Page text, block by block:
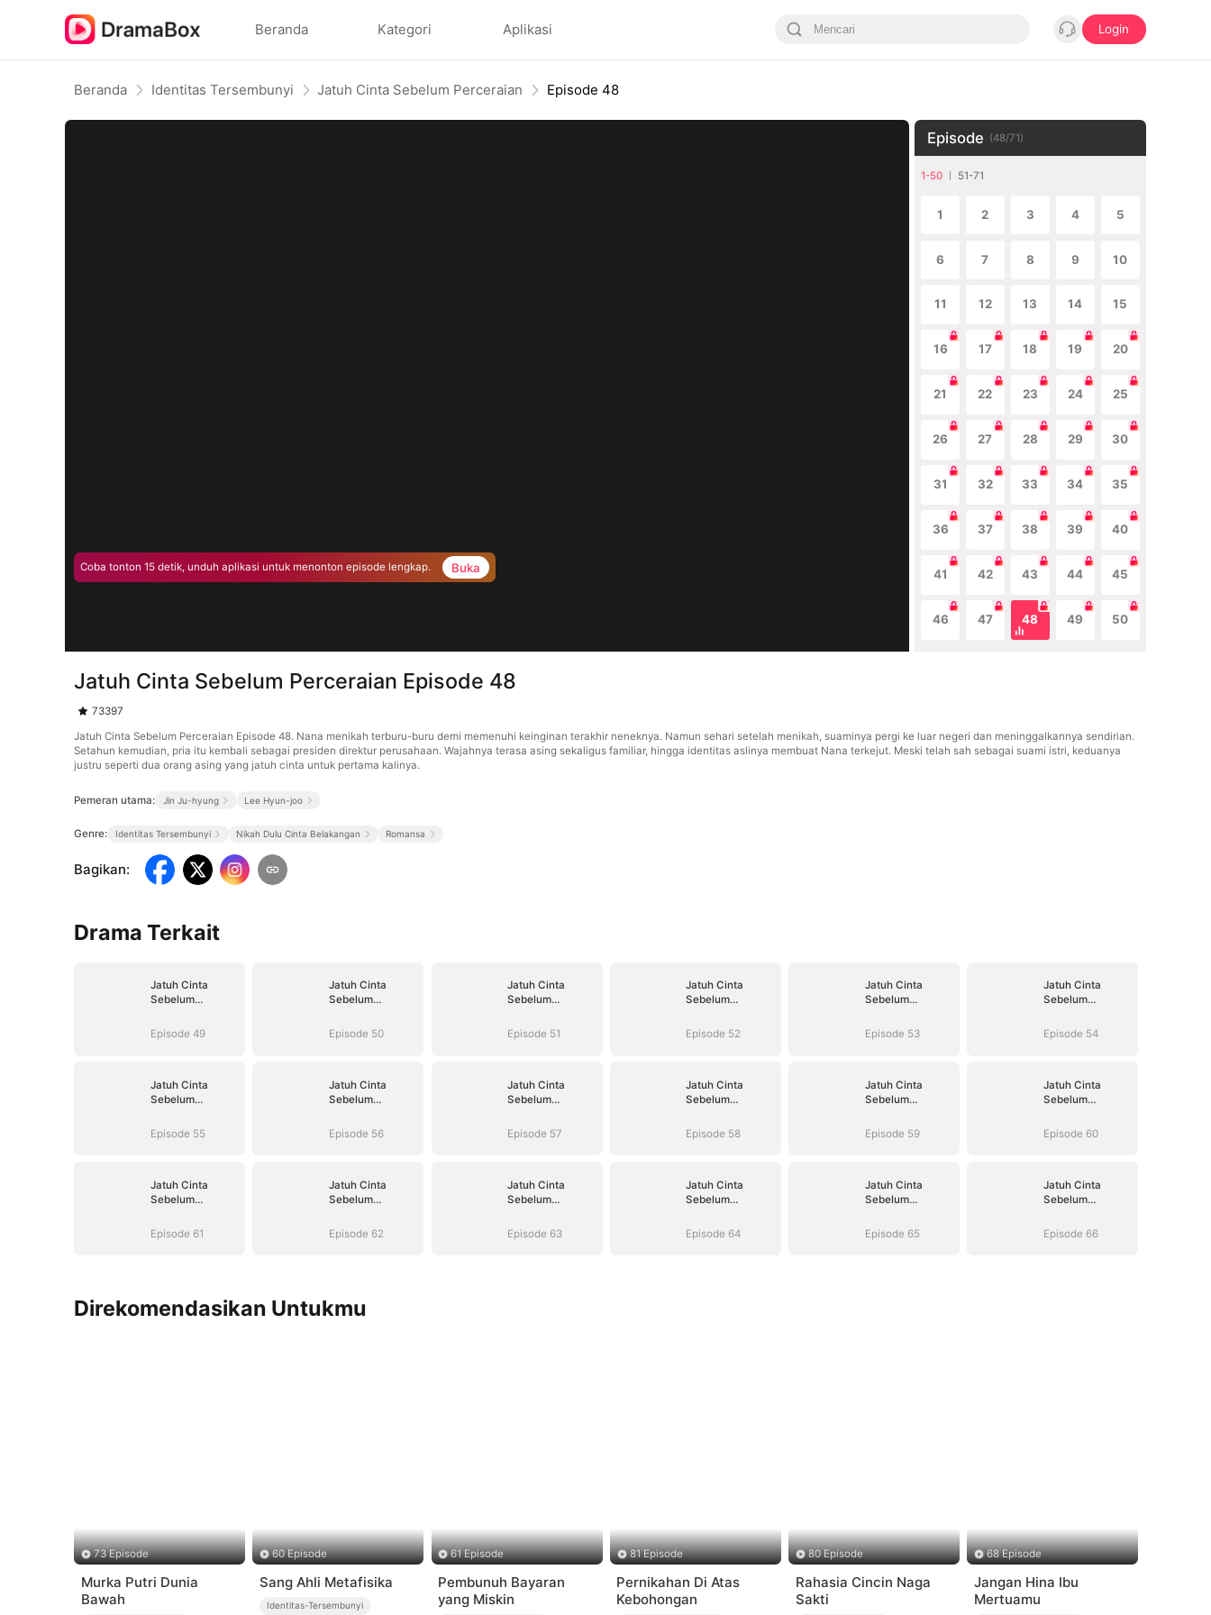
Beranda Kategori Aplikasi Login
Beranda Identitas Tersembunyi Jatuh Cinta Sebelum Perceraian Episode 48
Coba tonton 15 detik, unduh aplikasi untuk menonton episode lengkap. Buka
Episode (48/71)
1-50 51-71
1 2 3 4 5
6 7 8 9 10
11 12 13 14 15
16 17 18 19 20
21 22 23 24 25
26 27 28 29 30
31 32 33 34 35
36 37 38 39 40
41 42 43 44 45
46 47 48 49 50
Jatuh Cinta Sebelum Perceraian Episode 48
73397
Jatuh Cinta Sebelum Perceraian Episode 48. Nana menikah terburu-buru demi memenuhi keinginan terakhir neneknya. Namun sehari setelah menikah, suaminya pergi ke luar negeri dan meninggalkannya sendirian.
Setahun kemudian, pria itu kembali sebagai presiden direktur perusahaan. Wajahnya terasa asing sekaligus familiar, hingga identitas aslinya membuat Nana terkejut. Meski telah sah sebagai suami istri, keduanya
justru seperti dua orang asing yang jatuh cinta untuk pertama kalinya.
Pemeran utama: Jin Ju-hyung Lee Hyun-joo
Genre: Identitas Tersembunyi Nikah Dulu Cinta Belakangan Romansa
Bagikan:
Drama Terkait
Jatuh Cinta
Sebelum
Episode 49
Jatuh Cinta
Sebelum
Episode 50
Jatuh Cinta
Sebelum
Episode 51
Jatuh Cinta
Sebelum
Episode 52
Jatuh Cinta
Sebelum
Episode 53
Jatuh Cinta
Sebelum
Episode 54
Jatuh Cinta
Sebelum
Episode 55
Jatuh Cinta
Sebelum
Episode 56
Jatuh Cinta
Sebelum
Episode 57
Jatuh Cinta
Sebelum
Episode 58
Jatuh Cinta
Sebelum
Episode 59
Jatuh Cinta
Sebelum
Episode 60
Jatuh Cinta
Sebelum
Episode 61
Jatuh Cinta
Sebelum
Episode 62
Jatuh Cinta
Sebelum
Episode 63
Jatuh Cinta
Sebelum
Episode 64
Jatuh Cinta
Sebelum
Episode 65
Jatuh Cinta
Sebelum
Episode 66
Direkomendasikan Untukmu
73 Episode
Murka Putri Dunia
Bawah
60 Episode
Sang Ahli Metafisika
Identitas-Tersembunyi
61 Episode
Pembunuh Bayaran
yang Miskin
81 Episode
Pernikahan Di Atas
Kebohongan
80 Episode
Rahasia Cincin Naga
Sakti
68 Episode
Jangan Hina Ibu
Mertuamu